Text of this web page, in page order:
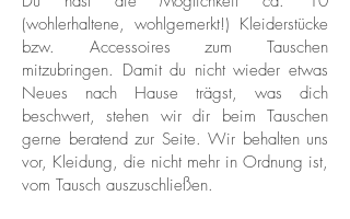
(wohlerhaltene, wohlgemerkt!) Kleiderstücke
bzw. Accessoires zum Tauschen
mitzubringen. Damit du nicht wieder etwas
Neues nach Hause trägst, was dich
beschwert, stehen wir dir beim Tauschen
gerne beratend zur Seite. Wir behalten uns
vor, Kleidung, die nicht mehr in Ordnung ist,
vom Tausch auszuschließen.